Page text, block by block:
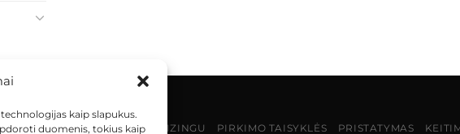
kaip slapukus.
duomenis, tokius kaip
PROJEKTAI MOKĖJIMAS LIZINGU PIRKIMO TAISYKLĖS PRISTATYMAS